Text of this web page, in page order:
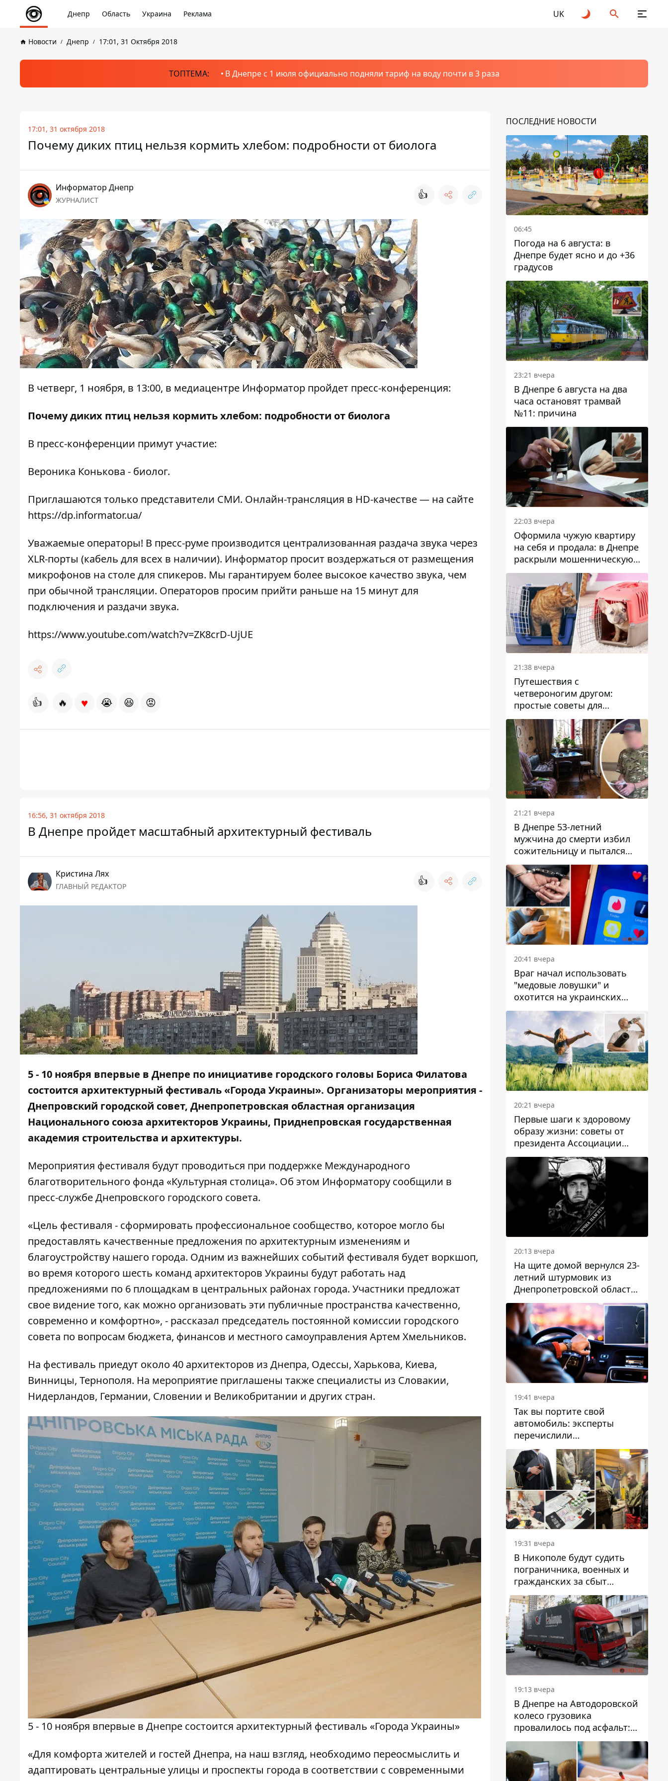
Днепр Область Украина Реклама UK
Новости Днепр 17:01, 31 Октября 2018
ТОПТЕМА: В Днепре с 1 июля официально подняли тариф на воду почти в 3 раза
17:01, 31 октября 2018
Почему диких птиц нельзя кормить хлебом: подробности от биолога
Информатор Днепр
ЖУРНАЛИСТ 👍
В четверг, 1 ноября, в 13:00, в медиацентре Информатор пройдет пресс-конференция:
Почему диких птиц нельзя кормить хлебом: подробности от биолога
В пресс-конференции примут участие:
Вероника Конькова - биолог.
Приглашаются только представители СМИ. Онлайн-трансляция в HD-качестве — на сайте
https://dp.informator.ua/
Уважаемые операторы! В пресс-руме производится централизованная раздача звука через
XLR-порты (кабель для всех в наличии). Информатор просит воздержаться от размещения
микрофонов на столе для спикеров. Мы гарантируем более высокое качество звука, чем
при обычной трансляции. Операторов просим прийти раньше на 15 минут для
подключения и раздачи звука.
https://www.youtube.com/watch?v=ZK8crD-UjUE
👍 🔥 ♥ 😭 😆 😡
16:56, 31 октября 2018
В Днепре пройдет масштабный архитектурный фестиваль
Кристина Лях
ГЛАВНЫЙ РЕДАКТОР 👍
5 - 10 ноября впервые в Днепре по инициативе городского головы Бориса Филатова
состоится архитектурный фестиваль «Города Украины». Организаторы мероприятия -
Днепровский городской совет, Днепропетровская областная организация
Национального союза архитекторов Украины, Приднепровская государственная
академия строительства и архитектуры.
Мероприятия фестиваля будут проводиться при поддержке Международного
благотворительного фонда «Культурная столица». Об этом Информатору сообщили в
пресс-службе Днепровского городского совета.
«Цель фестиваля - сформировать профессиональное сообщество, которое могло бы
предоставлять качественные предложения по архитектурным изменениям и
благоустройству нашего города. Одним из важнейших событий фестиваля будет воркшоп,
во время которого шесть команд архитекторов Украины будут работать над
предложениями по 6 площадкам в центральных районах города. Участники предложат
свое видение того, как можно организовать эти публичные пространства качественно,
современно и комфортно», - рассказал председатель постоянной комиссии городского
совета по вопросам бюджета, финансов и местного самоуправления Артем Хмельников.
На фестиваль приедут около 40 архитекторов из Днепра, Одессы, Харькова, Киева,
Винницы, Тернополя. На мероприятие приглашены также специалисты из Словакии,
Нидерландов, Германии, Словении и Великобритании и других стран.
5 - 10 ноября впервые в Днепре состоится архитектурный фестиваль «Города Украины»
«Для комфорта жителей и гостей Днепра, на наш взгляд, необходимо переосмыслить и
адаптировать центральные улицы и проспекты города в соответствии с современными
ПОСЛЕДНИЕ НОВОСТИ
06:45
Погода на 6 августа: в
Днепре будет ясно и до +36
градусов
23:21 вчера
В Днепре 6 августа на два
часа остановят трамвай
№11: причина
22:03 вчера
Оформила чужую квартиру
на себя и продала: в Днепре
раскрыли мошенническую
схему с недвижимостью
21:38 вчера
Путешествия с
четвероногим другом:
простые советы для
поездок с животными
21:21 вчера
В Днепре 53-летний
мужчина до смерти избил
сожительницу и пытался
скрыть преступление:
детали
20:41 вчера
Враг начал использовать
"медовые ловушки" и
охотится на украинских
военнослужащих
20:21 вчера
Первые шаги к здоровому
образу жизни: советы от
президента Ассоциации
диетологов Украины
20:13 вчера
На щите домой вернулся 23-
летний штурмовик из
Днепропетровской области
Богдан Бескровный
19:41 вчера
Так вы портите свой
автомобиль: эксперты
перечислили
распространенные
привычки водителей,
которые на самом деле
вредят машине
19:31 вчера
В Никополе будут судить
пограничника, военных и
гражданских за сбыт
психотропов
19:13 вчера
В Днепре на Автодоровской
колесо грузовика
провалилось под асфальт:
движение заблокировано